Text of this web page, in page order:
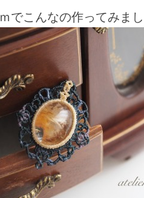
でこんなの作ってみま